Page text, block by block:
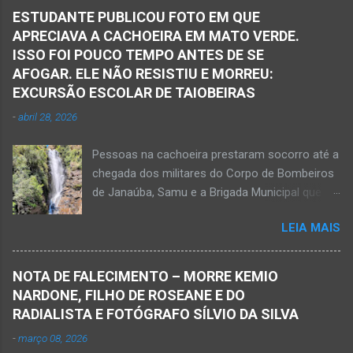
ESTUDANTE PUBLICOU FOTO EM QUE
APRECIAVA A CACHOEIRA EM MATO VERDE.
ISSO FOI POUCO TEMPO ANTES DE SE
AFOGAR. ELE NÃO RESISTIU E MORREU:
EXCURSÃO ESCOLAR DE TAIOBEIRAS
-abril 28, 2026
Pessoas na cachoeira prestaram socorro até a
chegada dos militares do Corpo de Bombeiros
de Janaúba, Samu e a Brigada Municipal que
resistiu e foi a óbito Foto álbum pessoal Kauan
Pereira Alves publicou em sua rede social a
foto em que apreciava a Cachoeira Maria Rosa,
em Mato Verde, pouco tempo antes de se
afogar e depois vir a óbito nesta terça-feira, dia
LEIA MAIS
NOTA DE FALECIMENTO – MORRE KEMIO
NARDONE, FILHO DE ROSEANE E DO
RADIALISTA E FOTÓGRAFO SÍLVIO DA SILVA
-março 08, 2026